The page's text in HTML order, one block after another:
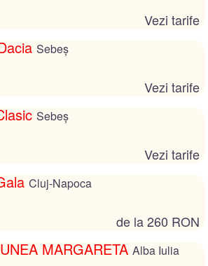
Vezi tarife
Sebeș
Vezi tarife
Sebeș
Vezi tarife
Cluj-Napoca
de la 260 RON
MARGARETA Alba Iulia